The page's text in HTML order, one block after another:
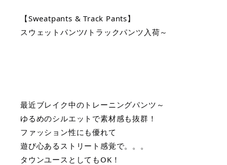
【Sweatpants & Track Pants】
スウェットパンツ/トラックパンツ入荷～
最近ブレイク中のトレーニングパンツ～
ゆるめのシルエットで素材感も抜群！
ファッション性にも優れて
遊び心あるストリート感覚で。。。
タウンユースとしてもOK！